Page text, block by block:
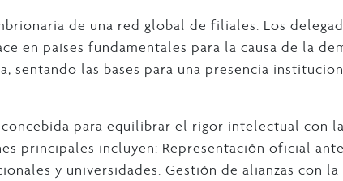
de una red global de filiales. Los
en países fundamentales para la causa de la
sentando las bases para una presencia
para equilibrar el rigor intelectual con la
principales incluyen: Representación oficial ante
y universidades. Gestión de alianzas con la